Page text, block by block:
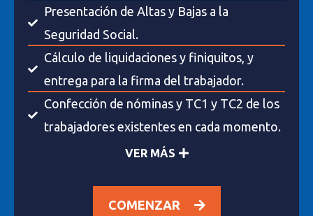
Presentación de Altas y Bajas a la
Seguridad Social.
Cálculo de liquidaciones y finiquitos, y
entrega para la firma del trabajador.
Confección de nóminas y TC1 y TC2 de los
trabajadores existentes en cada momento.
VER MÁS
COMENZAR